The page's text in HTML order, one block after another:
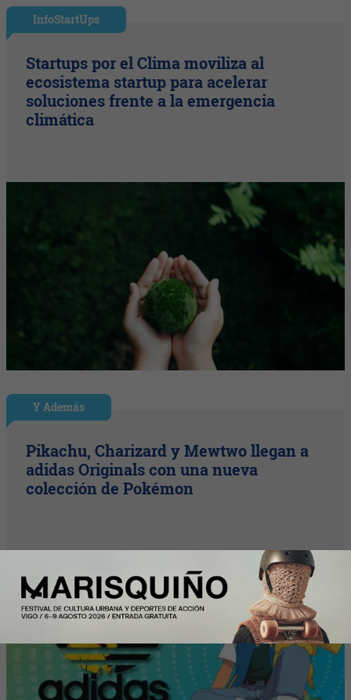
InfoStartUps
Startups por el Clima moviliza al
ecosistema startup para acelerar
soluciones frente a la emergencia
climática
Y Además
Pikachu, Charizard y Mewtwo llegan a
adidas Originals con una nueva
colección de Pokémon